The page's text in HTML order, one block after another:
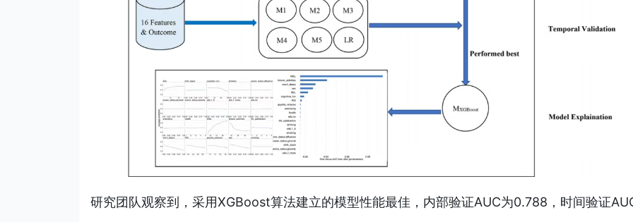
研究团队观察到，采用XGBoost算法建立的模型性能最佳，内部验证AUC为0.788，时间验证